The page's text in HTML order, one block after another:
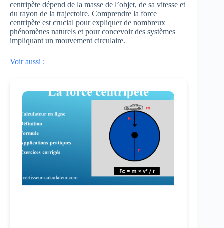
centripète dépend de la masse de l’objet, de sa vitesse et
du rayon de la trajectoire. Comprendre la force
centripète est crucial pour expliquer de nombreux
phénomènes naturels et pour concevoir des systèmes
impliquant un mouvement circulaire.
Voir aussi :